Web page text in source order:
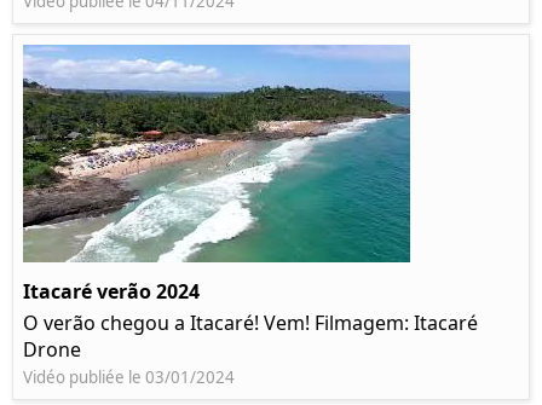
Itacaré verão 2024
O verão chegou a Itacaré! Vem! Filmagem: Itacaré
Drone
Vidéo publiée le 03/01/2024